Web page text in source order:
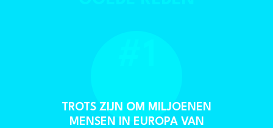
TROTS ZIJN OM MILJOENEN
MENSEN IN EUROPA VAN